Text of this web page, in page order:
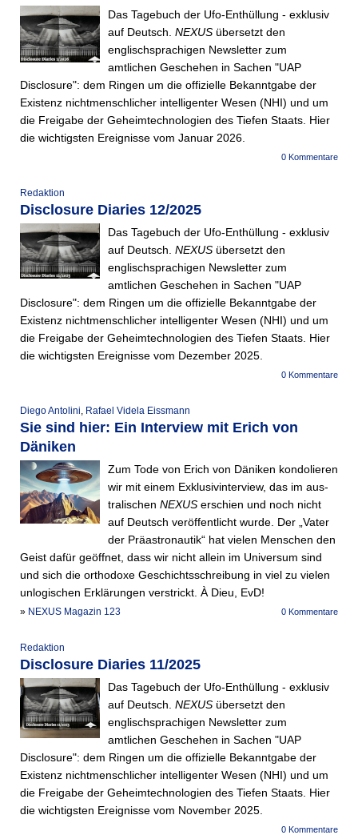
Das Tagebuch der Ufo-Enthüllung - exklusiv
auf Deutsch. NEXUS übersetzt den
englischsprachigen Newsletter zum
amtlichen Geschehen in Sachen "UAP
Disclosure": dem Ringen um die offizielle Bekanntgabe der
Existenz nichtmenschlicher intelligenter Wesen (NHI) und um
die Freigabe der Geheimtechnologien des Tiefen Staats. Hier
die wichtigsten Ereignisse vom Januar 2026.
0 Kommentare
Redaktion
Disclosure Diaries 12/2025
Das Tagebuch der Ufo-Enthüllung - exklusiv
auf Deutsch. NEXUS übersetzt den
englischsprachigen Newsletter zum
amtlichen Geschehen in Sachen "UAP
Disclosure": dem Ringen um die offizielle Bekanntgabe der
Existenz nichtmenschlicher intelligenter Wesen (NHI) und um
die Freigabe der Geheimtechnologien des Tiefen Staats. Hier
die wichtigsten Ereignisse vom Dezember 2025.
0 Kommentare
Diego Antolini, Rafael Videla Eissmann
Sie sind hier: Ein Interview mit Erich von
Däniken
Zum Tode von Erich von Däniken kondolieren
wir mit einem Exklusivinterview, das im aus­
tralischen NEXUS erschien und noch nicht
auf Deutsch veröffentlicht wurde. Der „Vater
der Präastronautik“ hat vielen Menschen den
Geist dafür geöffnet, dass wir nicht allein im Universum sind
und sich die orthodoxe Geschichtsschreibung in viel zu vielen
unlogischen Erklärungen verstrickt. À Dieu, EvD!
0 Kommentare
» NEXUS Magazin 123
Redaktion
Disclosure Diaries 11/2025
Das Tagebuch der Ufo-Enthüllung - exklusiv
auf Deutsch. NEXUS übersetzt den
englischsprachigen Newsletter zum
amtlichen Geschehen in Sachen "UAP
Disclosure": dem Ringen um die offizielle Bekanntgabe der
Existenz nichtmenschlicher intelligenter Wesen (NHI) und um
die Freigabe der Geheimtechnologien des Tiefen Staats. Hier
die wichtigsten Ereignisse vom November 2025.
0 Kommentare